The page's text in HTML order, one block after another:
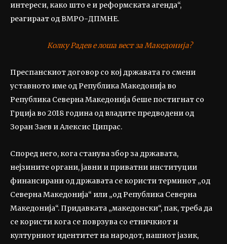
интереси, како што е и реформската агенда“,
реагираат од ВМРО-ДПМНЕ.
Колку Радев е лоша вест за Македонија?
Преспанскиот договор со кој државата го смени
уставното име од Република Македонија во
Република Северна Македонија беше постигнат со
Грција во 2018 година од владите предводени од
Зоран Заев и Алексис Ципрас.
Според него, кога станува збор за државата,
нејзините органи, јавни и приватни институции
финансирани од државата се користи терминот „од
Северна Македонија“ или „од Република Северна
Македонија“. Придавката „македонски“, пак, треба да
се користи кога се поврзува со етничкиот и
културниот идентитет на народот, нашиот јазик,